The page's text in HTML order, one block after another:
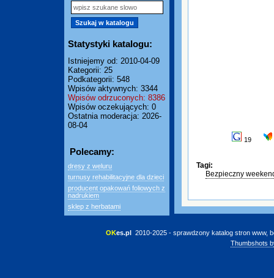
Statystyki katalogu:
Istniejemy od: 2010-04-09
Kategorii: 25
Podkategorii: 548
Wpisów aktywnych: 3344
Wpisów odrzuconych: 8386
Wpisów oczekujących: 0
Ostatnia moderacja: 2026-
08-04
Polecamy:
dresy z weluru
turnusy rehabilitacyjne dla dzieci
producent opakowań foliowych z
nadrukiem
sklep z herbatami
19
Tagi:
Bezpieczny
OKes.pl 2010-2025 - sprawdzony katalog stron www,
Thumbshots